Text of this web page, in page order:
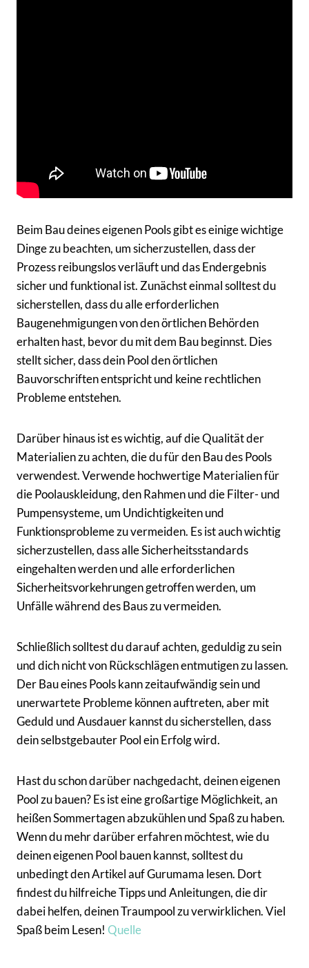
Beim Bau deines eigenen Pools gibt es einige wichtige
Dinge zu beachten, um sicherzustellen, dass der
Prozess reibungslos verläuft und das Endergebnis
sicher und funktional ist. Zunächst einmal solltest du
sicherstellen, dass du alle erforderlichen
Baugenehmigungen von den örtlichen Behörden
erhalten hast, bevor du mit dem Bau beginnst. Dies
stellt sicher, dass dein Pool den örtlichen
Bauvorschriften entspricht und keine rechtlichen
Probleme entstehen.
Darüber hinaus ist es wichtig, auf die Qualität der
Materialien zu achten, die du für den Bau des Pools
verwendest. Verwende hochwertige Materialien für
die Poolauskleidung, den Rahmen und die Filter- und
Pumpensysteme, um Undichtigkeiten und
Funktionsprobleme zu vermeiden. Es ist auch wichtig
sicherzustellen, dass alle Sicherheitsstandards
eingehalten werden und alle erforderlichen
Sicherheitsvorkehrungen getroffen werden, um
Unfälle während des Baus zu vermeiden.
Schließlich solltest du darauf achten, geduldig zu sein
und dich nicht von Rückschlägen entmutigen zu lassen.
Der Bau eines Pools kann zeitaufwändig sein und
unerwartete Probleme können auftreten, aber mit
Geduld und Ausdauer kannst du sicherstellen, dass
dein selbstgebauter Pool ein Erfolg wird.
Hast du schon darüber nachgedacht, deinen eigenen
Pool zu bauen? Es ist eine großartige Möglichkeit, an
heißen Sommertagen abzukühlen und Spaß zu haben.
Wenn du mehr darüber erfahren möchtest, wie du
deinen eigenen Pool bauen kannst, solltest du
unbedingt den Artikel auf Gurumama lesen. Dort
findest du hilfreiche Tipps und Anleitungen, die dir
dabei helfen, deinen Traumpool zu verwirklichen. Viel
Spaß beim Lesen! Quelle